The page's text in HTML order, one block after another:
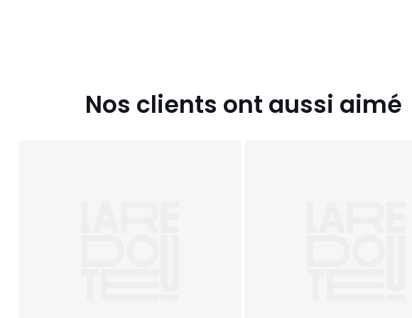
Nos clients ont aussi aimé